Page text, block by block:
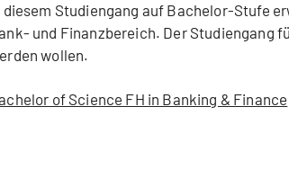
diesem Studiengang auf Bachelor-Stufe
und Finanzbereich. Der Studiengang
wollen.
of Science FH in Banking & Finance